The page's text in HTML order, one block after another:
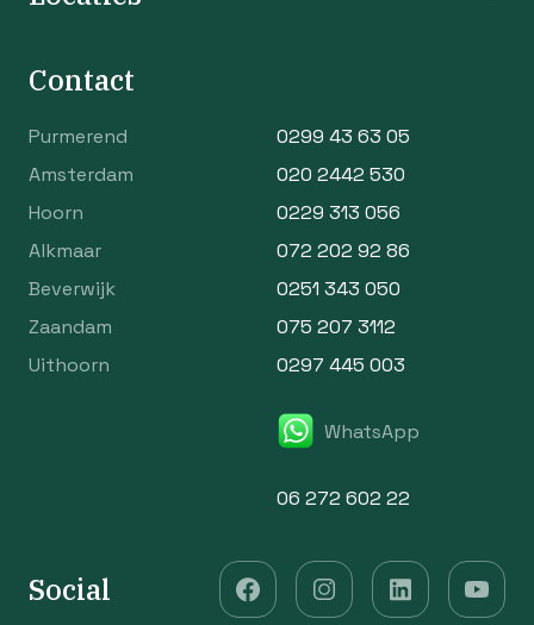
Contact
Purmerend
0299 43 63 05
Amsterdam
020 2442 530
Hoorn
0229 313 056
Alkmaar
072 202 92 86
Beverwijk
0251 343 050
Zaandam
075 207 3112
Uithoorn
0297 445 003
WhatsApp
06 272 602 22
Social